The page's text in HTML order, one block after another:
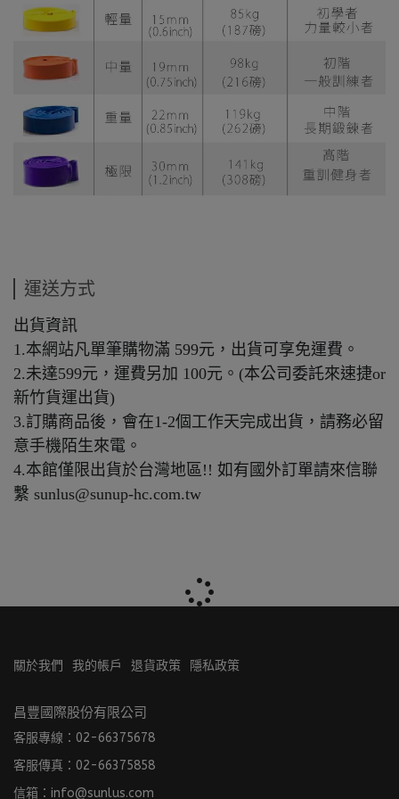
運送方式
出貨資訊
1.本網站凡單筆購物滿 599元，出貨可享免運費。
2.未達599元，運費另加 100元。(本公司委託來速捷or
新竹貨運出貨)
3.訂購商品後，會在1-2個工作天完成出貨，請務必留
意手機陌生來電。
4.本館僅限出貨於台灣地區!! 如有國外訂單請來信聯
繫 sunlus@sunup-hc.com.tw
關於我們 我的帳戶 退貨政策 隱私政策
昌豐國際股份有限公司
客服專線：02-66375678
客服傳真：02-66375858
信箱：info@sunlus.com